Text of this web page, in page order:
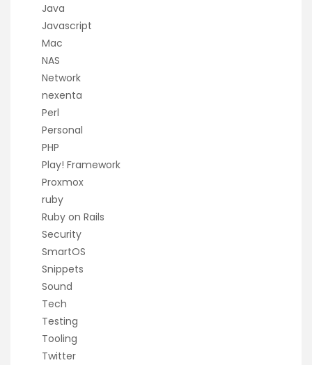
Java
Javascript
Mac
NAS
Network
nexenta
Perl
Personal
PHP
Play! Framework
Proxmox
ruby
Ruby on Rails
Security
SmartOS
Snippets
Sound
Tech
Testing
Tooling
Twitter